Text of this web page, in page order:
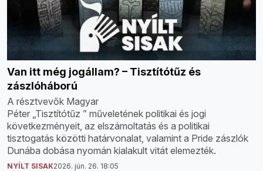
Van itt még jogállam? – Tisztítótűz és
zászlóháború
A résztvevők Magyar
Péter „Tisztítótűz ” műveletének politikai és jogi
következményeit, az elszámoltatás és a politikai
tisztogatás közötti határvonalat, valamint a Pride zászlók
Dunába dobása nyomán kialakult vitát elemezték.
NYÍLT SISAK2026. jún. 26. 18:05